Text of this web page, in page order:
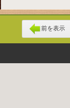
前を表示